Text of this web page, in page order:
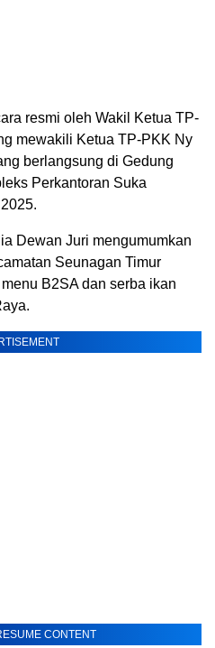
resmi oleh Wakil Ketua TP-
mewakili Ketua TP-PKK Ny
berlangsung di Gedung
Perkantoran Suka
Dewan Juri mengumumkan
Seunagan Timur
B2SA dan serba ikan
CONTENT